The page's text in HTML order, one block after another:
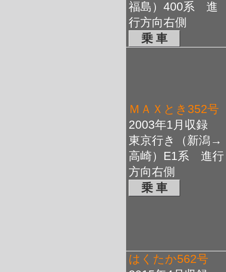
福島）400系 進
行方向右側
乗 車
ＭＡＸとき352号
2003年1月収録
東京行き（新潟→
高崎）E1系 進行
方向右側
乗 車
はくたか562号